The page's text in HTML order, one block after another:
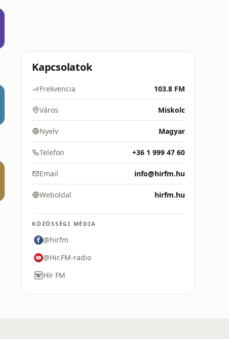
Kapcsolatok
Frekvencia 103.8 FM
Város Miskolc
Nyelv Magyar
Telefon +36 1 999 47 60
Email info@hirfm.hu
Weboldal hirfm.hu
KÖZÖSSÉGI MÉDIA
@hirfm
@Hir.FM-radio
Hír FM